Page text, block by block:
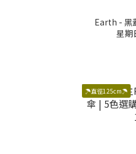
Earth - 黑
星期
☂️直徑125cm☂️